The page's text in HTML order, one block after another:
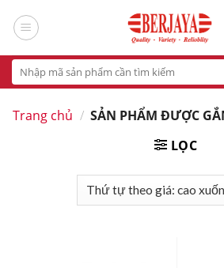
Tìm
kiếm:
Trang chủ / SẢN PHẨM ĐƯỢC
LỌC